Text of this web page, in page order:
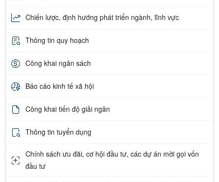
Chiến lược, định hướng phát triển ngành, lĩnh vực
Thông tin quy hoạch
Công khai ngân sách
Báo cáo kinh tế xã hội
Công khai tiến độ giải ngân
Thông tin tuyển dụng
Chính sách ưu đãi, cơ hội đầu tư, các dự án mời gọi vốn
đầu tư